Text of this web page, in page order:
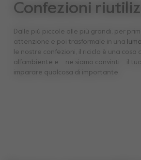
Confezioni
Dalle più piccole alle più grandi, per
attenzione e poi trasformale in una
le nostre confezioni, il riciclo è una cosa
all’ambiente e – ne siamo convinti – il
imparare qualcosa di importante.